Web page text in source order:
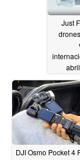
Just
abril
DJI Osmo Pocket 4